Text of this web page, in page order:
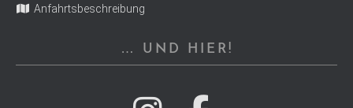
Anfahrtsbeschreibung
… UND HIER!